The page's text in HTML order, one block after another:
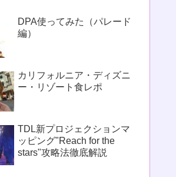
DPA使ってみた（パレード
編）
カリフォルニア・ディズニ
ー・リゾート食レポ
TDL新プロジェクションマ
ッピング"Reach for the
stars"攻略法徹底解説